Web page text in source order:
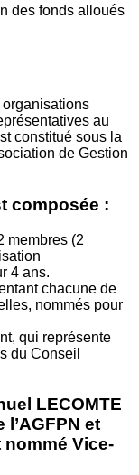
des fonds alloués
organisations
au
constitué sous la
de Gestion
composée :
membres (2
4 ans.
chacune de
nommés pour
qui représente
du Conseil
LECOMTE
et
nommé Vice-